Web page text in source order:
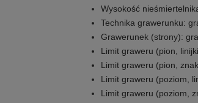
Wysokość
Technika grawerunku:
Grawerunek (strony):
Limit graweru (pion,
Limit graweru (pion,
Limit graweru (poziom,
Limit graweru (poziom,